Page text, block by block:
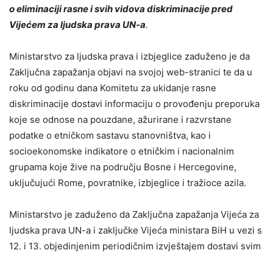
o eliminaciji rasne i svih vidova diskriminacije pred
Vijećem za ljudska prava UN-a.
Ministarstvo za ljudska prava i izbjeglice zaduženo je da
Zaključna zapažanja objavi na svojoj web-stranici te da u
roku od godinu dana Komitetu za ukidanje rasne
diskriminacije dostavi informaciju o provođenju preporuka
koje se odnose na pouzdane, ažurirane i razvrstane
podatke o etničkom sastavu stanovništva, kao i
socioekonomske indikatore o etničkim i nacionalnim
grupama koje žive na području Bosne i Hercegovine,
uključujući Rome, povratnike, izbjeglice i tražioce azila.
Ministarstvo je zaduženo da Zaključna zapažanja Vijeća za
ljudska prava UN-a i zaključke Vijeća ministara BiH u vezi s
12. i 13. objedinjenim periodičnim izvještajem dostavi svim